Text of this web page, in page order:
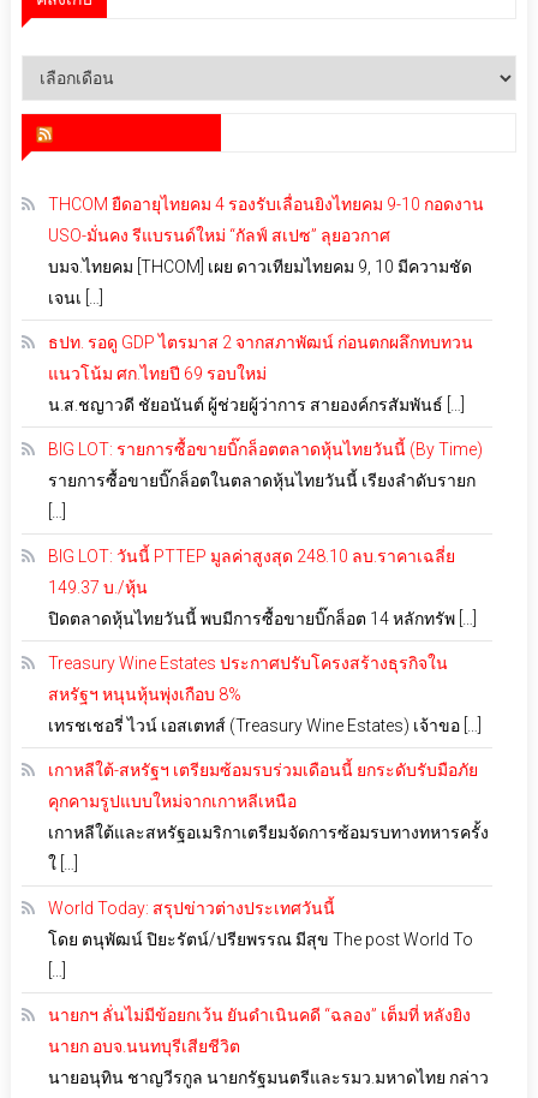
คลัง
THCOM ยืดอายุไทยคม 4 รองรับเลื่อนยิงไทยคม 9-10 กอดงาน
USO-มั่นคง รีแบรนด์ใหม่ “กัลฟ์ สเปซ” ลุยอวกาศ
บมจ.ไทยคม [THCOM] เผย ดาวเทียมไทยคม 9, 10 มีความชัด
เจนเ […]
ธปท. รอดู GDP ไตรมาส 2 จากสภาพัฒน์ ก่อนตกผลึกทบทวน
แนวโน้ม ศก.ไทยปี 69 รอบใหม่
น.ส.ชญาวดี ชัยอนันต์ ผู้ช่วยผู้ว่าการ สายองค์กรสัมพันธ์ […]
BIG LOT: รายการซื้อขายบิ๊กล็อตตลาดหุ้นไทยวันนี้ (By Time)
รายการซื้อขายบิ๊กล็อตในตลาดหุ้นไทยวันนี้ เรียงลำดับรายก
[…]
BIG LOT: วันนี้ PTTEP มูลค่าสูงสุด 248.10 ลบ.ราคาเฉลี่ย
149.37 บ./หุ้น
ปิดตลาดหุ้นไทยวันนี้ พบมีการซื้อขายบิ๊กล็อต 14 หลักทรัพ […]
Treasury Wine Estates ประกาศปรับโครงสร้างธุรกิจใน
สหรัฐฯ หนุนหุ้นพุ่งเกือบ 8%
เทรชเชอรี่ ไวน์ เอสเตทส์ (Treasury Wine Estates) เจ้าขอ […]
เกาหลีใต้-สหรัฐฯ เตรียมซ้อมรบร่วมเดือนนี้ ยกระดับรับมือภัย
คุกคามรูปแบบใหม่จากเกาหลีเหนือ
เกาหลีใต้และสหรัฐอเมริกาเตรียมจัดการซ้อมรบทางทหารครั้ง
ใ […]
World Today: สรุปข่าวต่างประเทศวันนี้
โดย ตนุพัฒน์ ปิยะรัตน์/ปรียพรรณ มีสุข The post World To
[…]
นายกฯ ลั่นไม่มีข้อยกเว้น ยันดำเนินคดี “ฉลอง” เต็มที่ หลังยิง
นายก อบจ.นนทบุรีเสียชีวิต
นายอนุทิน ชาญวีรกูล นายกรัฐมนตรีและรมว.มหาดไทย กล่าว